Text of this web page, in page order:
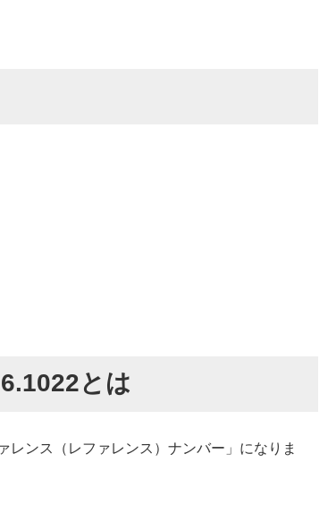
とは
ンス（レファレンス）ナンバー」になりま